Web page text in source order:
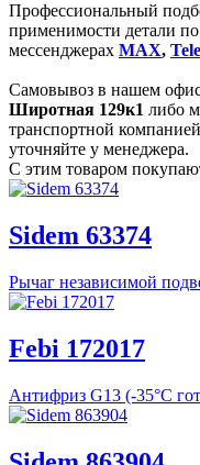
Профессиональный
применимости детали
мессенджерах MAX,
Самовывоз в нашем
Широтная 129к1 либо
транспортной
уточняйте у менеджера.
С этим товаром
Sidem 63374
Рычаг независимой
Febi 172017
Антифриз G13 (-35°C